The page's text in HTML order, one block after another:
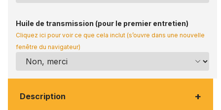
Huile de transmission (pour le premier entretien)
Cliquez ici pour voir ce que cela inclut (s’ouvre dans une nouvelle
fenêtre du navigateur)
Description +